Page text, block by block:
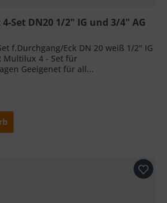
Set DN20 1/2" IG und 3/4" AG
f.Durchgang/Eck DN 20 weiß 1/2" IG
Multilux 4 - Set für
Geeigenet für all...